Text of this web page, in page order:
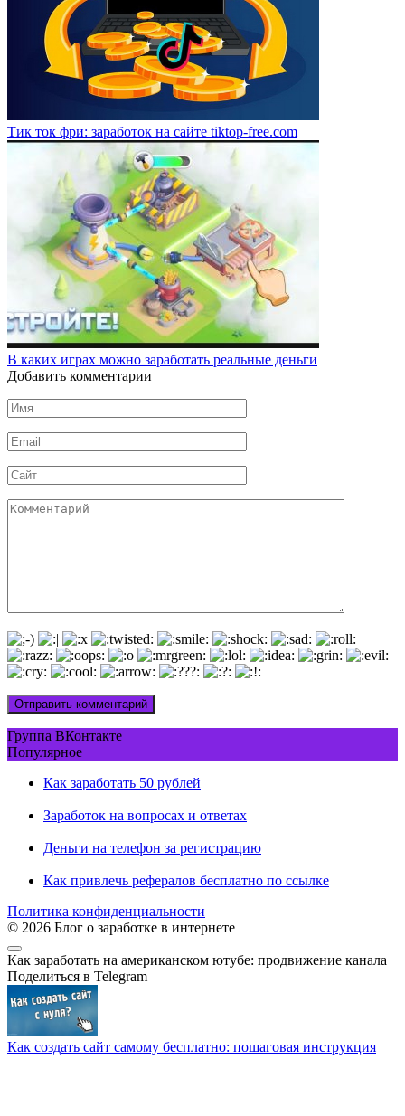
Тик ток фри: заработок на сайте tiktop-free.com
В каких играх можно заработать реальные деньги
Добавить комментарии
Имя
*
Email
*
Сайт
Комментарий
Группа ВКонтакте
Популярное
Как заработать 50 рублей
Заработок на вопросах и ответах
Деньги на телефон за регистрацию
Как привлечь рефералов бесплатно по ссылке
Политика конфиденциальности
© 2026 Блог о заработке в интернете
Как заработать на американском ютубе: продвижение канала
Поделиться в Telegram
Как создать сайт самому бесплатно: пошаговая инструкция